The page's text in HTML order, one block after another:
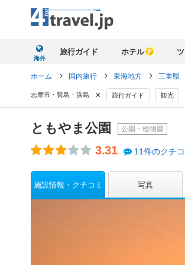
海外
旅行ガイド ホテル
ホーム 国内旅行 東海地方 三重県
志摩市・賢島・浜島 × 旅行ガイド 観光
ともやま公園 公園・植物園
3.31 11件のクチ
施設情報・クチコミ 写真